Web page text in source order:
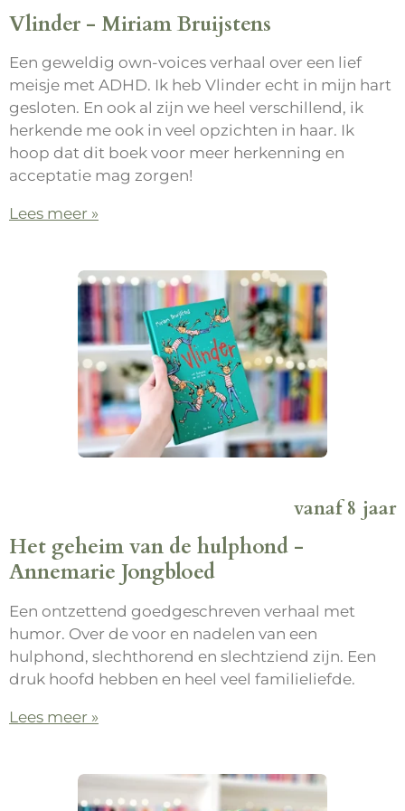
Vlinder - Miriam Bruijstens
Een geweldig own-voices verhaal over een lief
meisje met ADHD. Ik heb Vlinder echt in mijn hart
gesloten. En ook al zijn we heel verschillend, ik
herkende me ook in veel opzichten in haar. Ik
hoop dat dit boek voor meer herkenning en
acceptatie mag zorgen!
Lees meer »
vanaf 8 jaar
Het geheim van de hulphond -
Annemarie Jongbloed
Een ontzettend goedgeschreven verhaal met
humor. Over de voor en nadelen van een
hulphond, slechthorend en slechtziend zijn. Een
druk hoofd hebben en heel veel familieliefde.
Lees meer »